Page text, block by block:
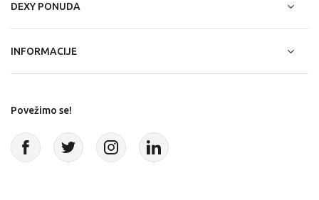
DEXY PONUDA
INFORMACIJE
Povežimo se!